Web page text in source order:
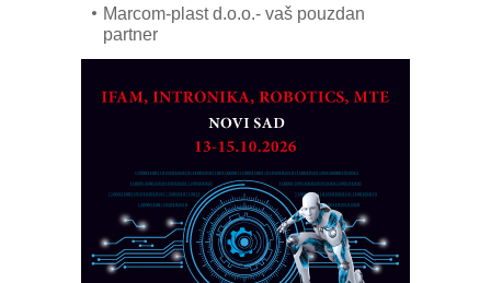
Marcom-plast d.o.o.- vaš pouzdan
partner
obradu!
Razvoj asortimanskog pravca MINI-
PLC AKYTEC
AUKOM: Svetski standard metrologije
dostupan u Srbiji
MOTOMAN – NEXT-Robotika vođena
veštačkom inteligencijom
I.SAFE MOBILE revolucioniše